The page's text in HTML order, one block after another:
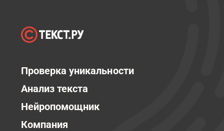
Проверка уникальности
Анализ текста
Нейропомощник
Компания